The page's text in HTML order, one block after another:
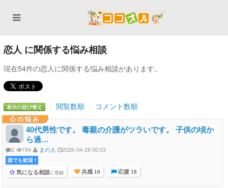
恋人 に関係する悩み相談
現在54件の恋人に関係する悩み相談があります。
表示の並び替え 閲覧数順 コメント数順
心の悩み
40代男性です。 毒親の介護がツラいです。 子供の頃か
ら過…
2 194 まの人 2026-04-28 00:03
誰でも歓迎 !
気になる相談に登録 共感 10 応援 18